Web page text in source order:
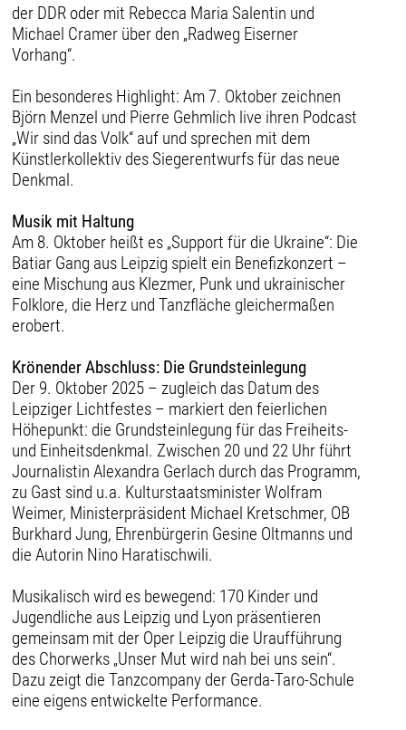
der DDR oder mit Rebecca Maria Salentin und
Michael Cramer über den „Radweg Eiserner
Vorhang“.
Ein besonderes Highlight: Am 7. Oktober zeichnen
Björn Menzel und Pierre Gehmlich live ihren Podcast
„Wir sind das Volk“ auf und sprechen mit dem
Künstlerkollektiv des Siegerentwurfs für das neue
Denkmal.
Musik mit Haltung
Am 8. Oktober heißt es „Support für die Ukraine“: Die
Batiar Gang aus Leipzig spielt ein Benefizkonzert –
eine Mischung aus Klezmer, Punk und ukrainischer
Folklore, die Herz und Tanzfläche gleichermaßen
erobert.
Krönender Abschluss: Die Grundsteinlegung
Der 9. Oktober 2025 – zugleich das Datum des
Leipziger Lichtfestes – markiert den feierlichen
Höhepunkt: die Grundsteinlegung für das Freiheits-
und Einheitsdenkmal. Zwischen 20 und 22 Uhr führt
Journalistin Alexandra Gerlach durch das Programm,
zu Gast sind u.a. Kulturstaatsminister Wolfram
Weimer, Ministerpräsident Michael Kretschmer, OB
Burkhard Jung, Ehrenbürgerin Gesine Oltmanns und
die Autorin Nino Haratischwili.
Musikalisch wird es bewegend: 170 Kinder und
Jugendliche aus Leipzig und Lyon präsentieren
gemeinsam mit der Oper Leipzig die Uraufführung
des Chorwerks „Unser Mut wird nah bei uns sein“.
Dazu zeigt die Tanzcompany der Gerda-Taro-Schule
eine eigens entwickelte Performance.